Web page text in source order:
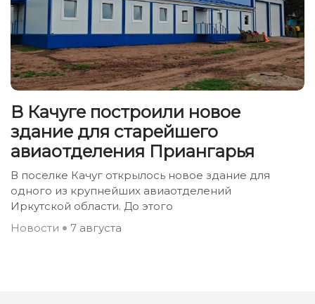
В Качуге построили новое
здание для старейшего
авиаотделения Приангарья
В поселке Качуг открылось новое здание для
одного из крупнейших авиаотделений
Иркутской области. До этого
Новости
7 августа